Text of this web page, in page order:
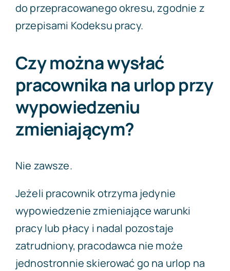
do przepracowanego okresu, zgodnie z
przepisami Kodeksu pracy.
Czy można wysłać
pracownika na urlop przy
wypowiedzeniu
zmieniającym?
Nie zawsze.
Jeżeli pracownik otrzyma jedynie
wypowiedzenie zmieniające warunki
pracy lub płacy i nadal pozostaje
zatrudniony, pracodawca nie może
jednostronnie skierować go na urlop na